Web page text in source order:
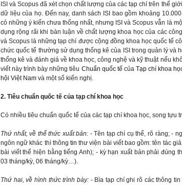
ISI và Scopus đã xét chọn chất lượng của các tạp chí trên thế
dữ liệu của họ. Đến nay, danh sách ISI bao gồm khoảng
có những ý kiến chưa thống nhất, nhưng ISI và Scopus vẫn là
dụng rộng rãi khi bàn luận về chất lượng khoa học của các
và Scopus là những tạp chí được cộng đồng khoa học quốc tế
chức quốc tế thường sử dụng thống kê của ISI trong quản lý và
thống kê và đánh giá về khoa học, công nghệ và kỹ thuật nếu
viết này trình bày những tiêu Chuẩn quốc tế của Tạp chí khoa
hội Việt Nam và một số kiến nghị.
2. Tiêu chuẩn quốc tế của tạp chí khoa học
Có nhiều tiêu chuẩn quốc tế của các tạp chí khoa học, song tựu
Thứ nhất, về thể thức xuất bản: - Tên tạp chí cụ thể, rõ ràng; -
ngôn ngữ khác thì thông tin thư viện bài viết bao gồm: tên tác
bài viết thể hiện bằng tiếng Anh); - kỳ hạn xuất bản phải đúng
03 tháng/kỳ, 06 tháng/kỳ…).
Thứ hai, về hình thức trình bày: - Bìa tạp chí ghi rõ các thông